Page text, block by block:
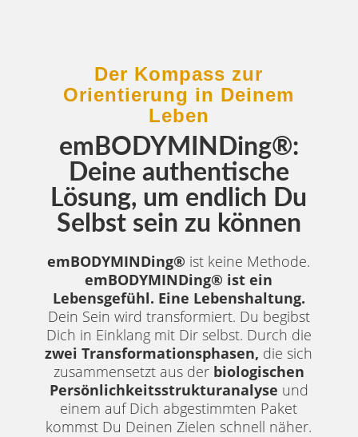
Der Kompass zur
Orientierung in Deinem
Leben
emBODYMINDing®:
Deine authentische
Lösung, um endlich Du
Selbst sein zu können
emBODYMINDing® ist keine Methode.
emBODYMINDing® ist ein
Lebensgefühl. Eine Lebenshaltung.
Dein Sein wird transformiert. Du begibst
Dich in Einklang mit Dir selbst. Durch die
zwei Transformationsphasen, die sich
zusammensetzt aus der biologischen
Persönlichkeitsstrukturanalyse und
einem auf Dich abgestimmten Paket
kommst Du Deinen Zielen schnell näher.